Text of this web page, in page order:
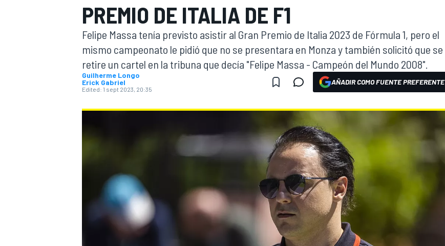
FÓRMULA E MOTO
NASCARINDYCARSPORTSCARRALLYTURISMO
PREMIO DE ITALIA DE F1
Felipe Massa tenía previsto asistir al Gran Premio de Italia 2023 de Fórmula 1, pero el
mismo campeonato le pidió que no se presentara en Monza y también solicitó que se
retire un cartel en la tribuna que decía "Felipe Massa - Campeón del Mundo 2008".
Guilherme Longo
Erick Gabriel
Edited: 1 sept 2023, 20:35
AÑADIR COMO FUENTE PREFERENTE